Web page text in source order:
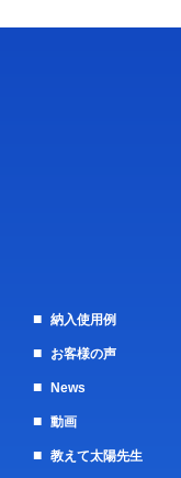
納入使用例
お客様の声
News
動画
教えて太陽先生